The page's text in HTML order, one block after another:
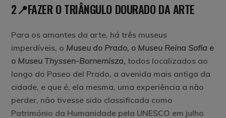
2📍FAZER O TRIÂNGULO DOURADO DA ARTE
Para os amantes da arte, há três museus
imperdíveis, o Museu do Prado, o Museu Reina Sofia e
o Museu Thyssen-Bornemisza, todos localizados ao
longo do Paseo del Prado, a avenida mais antiga da
cidade, e que é, ela mesma, uma experiência a não
perder, não tivesse sido classificada como
Património da Humanidade pela UNESCO em julho